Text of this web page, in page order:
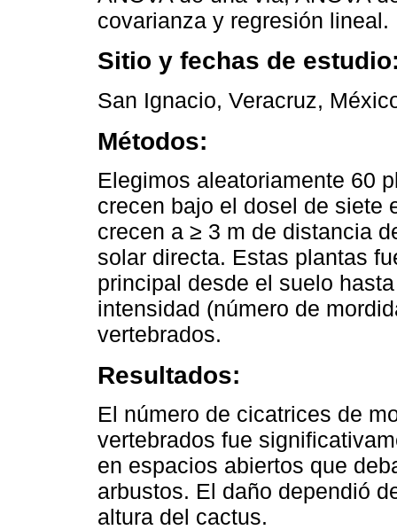
covarianza y regresión lineal.
Sitio y fechas de
San Ignacio, Veracruz,
Métodos:
Elegimos aleatoriamente 60
crecen bajo el dosel de siete
crecen a ≥ 3 m de distancia
solar directa. Estas plantas
principal desde el suelo
intensidad (número de
vertebrados.
Resultados:
El número de cicatrices de
vertebrados fue
en espacios abiertos que
arbustos. El daño dependió
altura del cactus.